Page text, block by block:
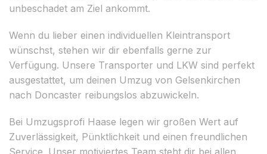
unbeschadet am Ziel ankommt.
Wenn du lieber einen individuellen Kleintransport
wünschst, stehen wir dir ebenfalls gerne zur
Verfügung. Unsere Transporter und LKW sind perfekt
ausgestattet, um deinen Umzug von Gelsenkirchen
nach Doncaster reibungslos abzuwickeln.
Bei Umzugsprofi Haase legen wir großen Wert auf
Zuverlässigkeit, Pünktlichkeit und einen freundlichen
Service. Unser motiviertes Team steht dir bei allen